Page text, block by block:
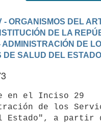
- ORGANISMOS DEL
DE LA
ADMINISTRACIÓN DE
DE SALUD DEL ESTADO
de los
Estado", a partir